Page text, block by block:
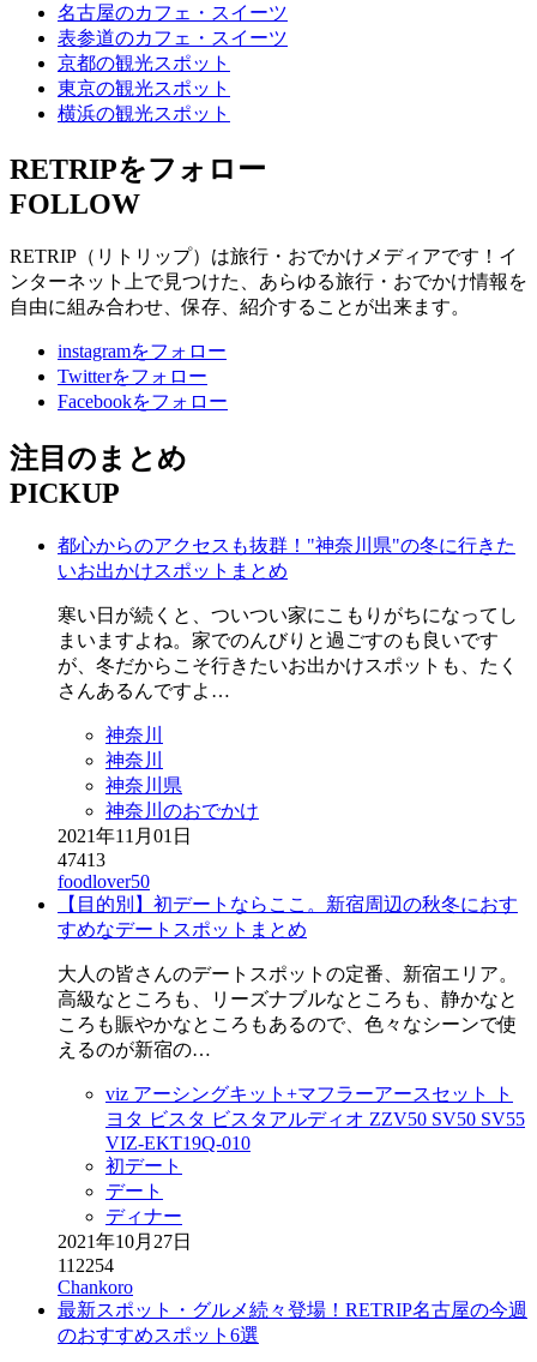
名古屋のカフェ・スイーツ
表参道のカフェ・スイーツ
京都の観光スポット
東京の観光スポット
横浜の観光スポット
RETRIPをフォロー
FOLLOW
RETRIP（リトリップ）は旅行・おでかけメディアです！イ
ンターネット上で見つけた、あらゆる旅行・おでかけ情報を
自由に組み合わせ、保存、紹介することが出来ます。
instagramをフォロー
Twitterをフォロー
Facebookをフォロー
注目のまとめ
PICKUP
都心からのアクセスも抜群！"神奈川県"の冬に行きた
いお出かけスポットまとめ
寒い日が続くと、ついつい家にこもりがちになってし
まいますよね。家でのんびりと過ごすのも良いです
が、冬だからこそ行きたいお出かけスポットも、たく
さんあるんですよ…
神奈川
神奈川
神奈川県
神奈川のおでかけ
2021年11月01日
47413
foodlover50
【目的別】初デートならここ。新宿周辺の秋冬におす
すめなデートスポットまとめ
大人の皆さんのデートスポットの定番、新宿エリア。
高級なところも、リーズナブルなところも、静かなと
ころも賑やかなところもあるので、色々なシーンで使
えるのが新宿の…
viz アーシングキット+マフラーアースセット ト
ヨタ ビスタ ビスタアルディオ ZZV50 SV50 SV55
VIZ-EKT19Q-010
初デート
デート
ディナー
2021年10月27日
112254
Chankoro
最新スポット・グルメ続々登場！RETRIP名古屋の今週
のおすすめスポット6選